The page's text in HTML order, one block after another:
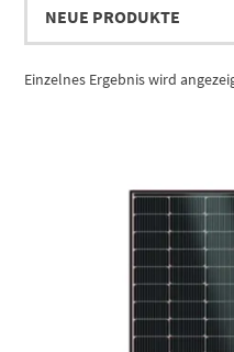
Einzelnes Ergebnis wird